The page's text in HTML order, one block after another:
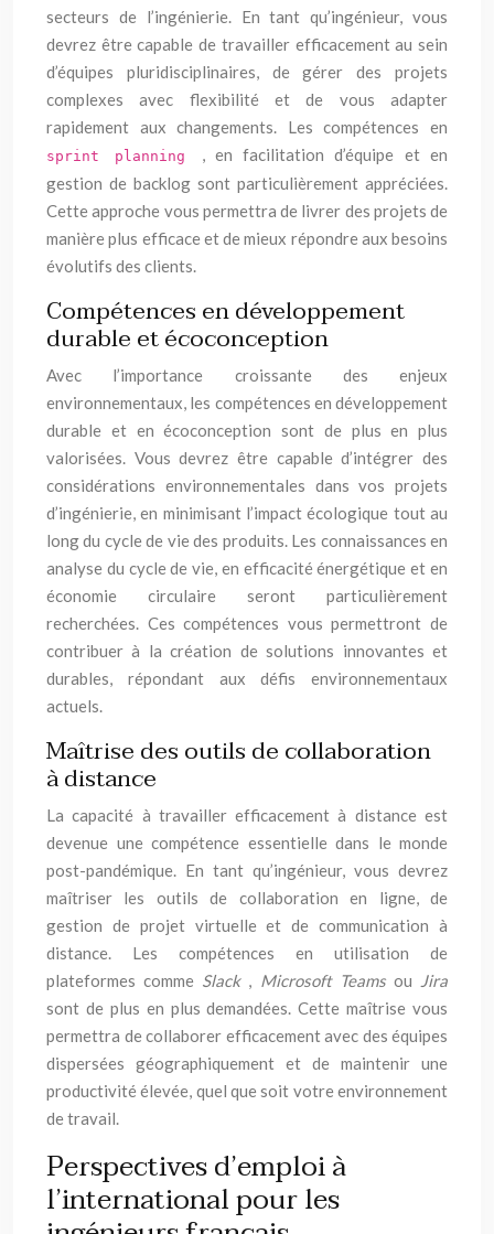
secteurs de l’ingénierie. En tant qu’ingénieur, vous
devrez être capable de travailler efficacement au sein
d’équipes pluridisciplinaires, de gérer des projets
complexes avec flexibilité et de vous adapter
rapidement aux changements. Les compétences en
sprint planning , en facilitation d’équipe et en
gestion de backlog sont particulièrement appréciées.
Cette approche vous permettra de livrer des projets de
manière plus efficace et de mieux répondre aux besoins
évolutifs des clients.
Compétences en développement
durable et écoconception
Avec l’importance croissante des enjeux
environnementaux, les compétences en développement
durable et en écoconception sont de plus en plus
valorisées. Vous devrez être capable d’intégrer des
considérations environnementales dans vos projets
d’ingénierie, en minimisant l’impact écologique tout au
long du cycle de vie des produits. Les connaissances en
analyse du cycle de vie, en efficacité énergétique et en
économie circulaire seront particulièrement
recherchées. Ces compétences vous permettront de
contribuer à la création de solutions innovantes et
durables, répondant aux défis environnementaux
actuels.
Maîtrise des outils de collaboration
à distance
La capacité à travailler efficacement à distance est
devenue une compétence essentielle dans le monde
post-pandémique. En tant qu’ingénieur, vous devrez
maîtriser les outils de collaboration en ligne, de
gestion de projet virtuelle et de communication à
distance. Les compétences en utilisation de
plateformes comme Slack , Microsoft Teams ou
Jira
sont de plus en plus demandées. Cette maîtrise vous
permettra de collaborer efficacement avec des équipes
dispersées géographiquement et de maintenir une
productivité élevée, quel que soit votre environnement
de travail.
Perspectives d’emploi à
l’international pour les